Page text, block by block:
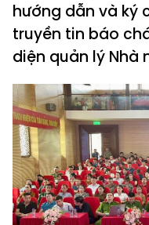
hướng dẫn và ký
truyền tin báo
diện quản lý Nhà